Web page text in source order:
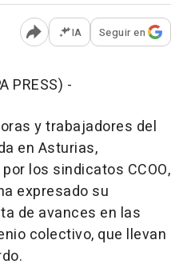
Abrir opciones para
IA Seguir en
PRESS) -
y trabajadores del
en Asturias,
los sindicatos CCOO,
expresado su
de avances en las
colectivo, que llevan